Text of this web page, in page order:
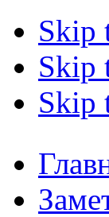
Skip
Skip
Skip